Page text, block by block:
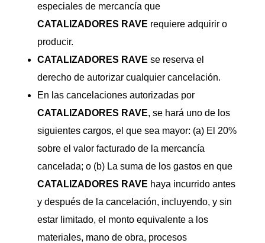
especiales de mercancía que
CATALIZADORES RAVE requiere adquirir o
producir.
CATALIZADORES RAVE se reserva el
derecho de autorizar cualquier cancelación.
En las cancelaciones autorizadas por
CATALIZADORES RAVE, se hará uno de los
siguientes cargos, el que sea mayor: (a) El 20%
sobre el valor facturado de la mercancía
cancelada; o (b) La suma de los gastos en que
CATALIZADORES RAVE haya incurrido antes
y después de la cancelación, incluyendo, y sin
estar limitado, el monto equivalente a los
materiales, mano de obra, procesos